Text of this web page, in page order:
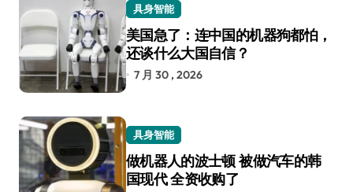
具身智能
美国急了：连中国的机器狗都怕，
还谈什么大国自信？
7 月 30 , 2026
具身智能
做机器人的波士顿 被做汽车的韩
国现代 全资收购了